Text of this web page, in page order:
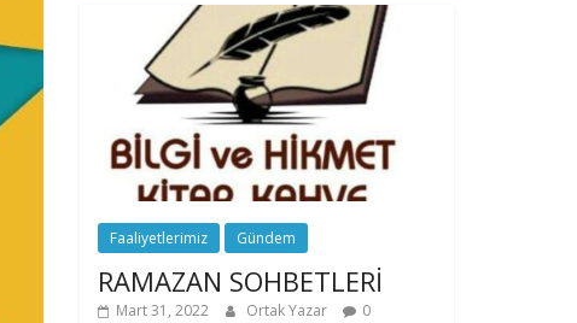
Faaliyetlerimiz Gündem
RAMAZAN SOHBETLERİ
Mart 31, 2022 Ortak Yazar 0